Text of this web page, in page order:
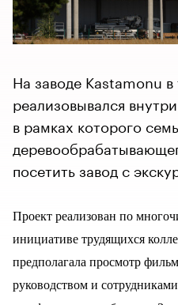
На заводе Kastamonu
реализовывался
в рамках которого
посетить завод с
Проект реализован по
инициативе трудящихся
предполагала просмотр
руководством и